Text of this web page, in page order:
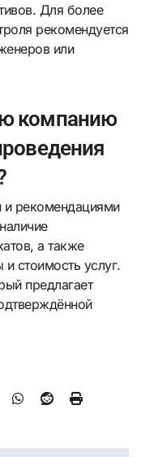
Для более
рекомендуется
или
компанию
и рекомендациями
а также
стоимость услуг.
предлагает